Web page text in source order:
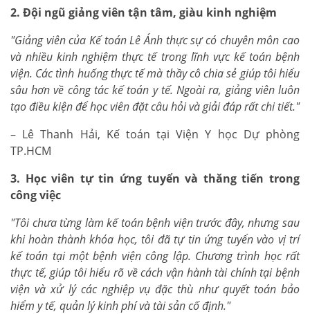
2. Đội ngũ giảng viên tận tâm, giàu kinh nghiệm
"Giảng viên của Kế toán Lê Ánh thực sự có chuyên môn cao
và nhiều kinh nghiệm thực tế trong lĩnh vực kế toán bệnh
viện. Các tình huống thực tế mà thầy cô chia sẻ giúp tôi hiểu
sâu hơn về công tác kế toán y tế. Ngoài ra, giảng viên luôn
tạo điều kiện để học viên đặt câu hỏi và giải đáp rất chi tiết."
– Lê Thanh Hải, Kế toán tại Viện Y học Dự phòng
TP.HCM
3. Học viên tự tin ứng tuyển và thăng tiến trong
công việc
"Tôi chưa từng làm kế toán bệnh viện trước đây, nhưng sau
khi hoàn thành khóa học, tôi đã tự tin ứng tuyển vào vị trí
kế toán tại một bệnh viện công lập. Chương trình học rất
thực tế, giúp tôi hiểu rõ về cách vận hành tài chính tại bệnh
viện và xử lý các nghiệp vụ đặc thù như quyết toán bảo
hiểm y tế, quản lý kinh phí và tài sản cố định."